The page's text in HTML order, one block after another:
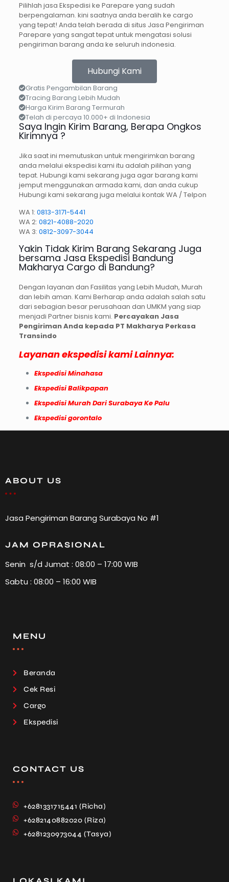
Pilihlah jasa Ekspedisi ke Parepare yang sudah
berpengalaman. kini saatnya anda beralih ke cargo
yang tepat! Anda telah berada di situs Jasa Pengiriman
Parepare yang sangat tepat untuk mengatasi solusi
pengiriman barang anda ke seluruh indonesia.
Hubungi Kami
Gratis Pengambilan Barang
Tracing Barang Lebih Mudah
Harga Kirim Barang Termurah
Telah di percaya 10.000+ di Indonesia
Saya Ingin Kirim Barang, Berapa Ongkos
Kirimnya ?
Jika saat ini memutuskan untuk mengirimkan barang
anda melalui ekspedisi kami itu adalah pilihan yang
tepat. Hubungi kami sekarang juga agar barang kami
jemput menggunakan armada kami, dan anda cukup
Hubungi kami sekarang juga melalui kontak WA / Telpon
WA 1: 0813-3171-5441
WA 2: 0821-4088-2020
WA 3: 0812-3097-3044
Yakin Tidak Kirim Barang Sekarang Juga
bersama Jasa Ekspedisi Bandung
Makharya Cargo di Bandung?
Dengan layanan dan Fasilitas yang Lebih Mudah, Murah
dan lebih aman. Kami Berharap anda adalah salah satu
dari sebagian besar perusahaan dan UMKM yang siap
menjadi Partner bisnis kami. Percayakan Jasa
Pengiriman Anda kepada PT Makharya Perkasa
Transindo
Layanan ekspedisi kami Lainnya:
Ekspedisi Minahasa
Ekspedisi Balikpapan
Ekspedisi Murah Dari Surabaya Ke Palu
Ekspedisi gorontalo
ABOUT US
Jasa Pengiriman Barang Surabaya No #1
JAM OPRASIONAL
Senin s/d Jumat : 08:00 – 17:00 WIB
Sabtu : 08:00 – 16:00 WIB
MENU
Beranda
Cek Resi
Cargo
Ekspedisi
CONTACT US
+6281331715441 (Richa)
+6282140882020 (Riza)
+6281230973044 (Tasya)